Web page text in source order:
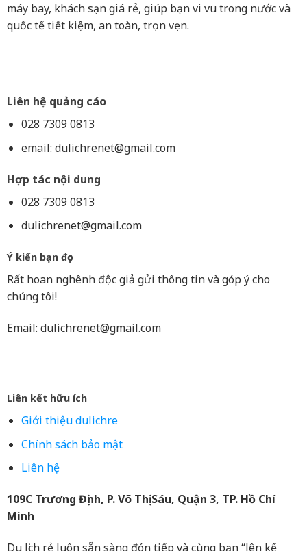
máy bay, khách sạn giá rẻ, giúp bạn vi vu trong nước và
quốc tế tiết kiệm, an toàn, trọn vẹn.
Liên hệ quảng cáo
028 7309 0813
email: dulichrenet@gmail.com
Hợp tác nội dung
028 7309 0813
dulichrenet@gmail.com
Ý kiến bạn đọc
Rất hoan nghênh độc giả gửi thông tin và góp ý cho
chúng tôi!
Email: dulichrenet@gmail.com
Liên kết hữu ích
Giới thiệu dulichre
Chính sách bảo mật
Liên hệ
109C Trương Định, P. Võ Thị Sáu, Quận 3, TP. Hồ Chí
Minh
Du lịch rẻ luôn sẵn sàng đón tiếp và cùng bạn “lên kế